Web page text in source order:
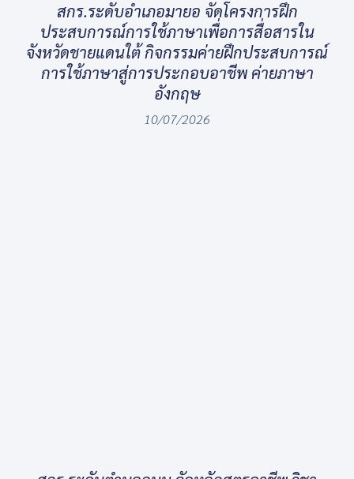
สกร.ระดับอำเภอมายอ จัดโครงการฝึก
ประสบการณ์การใช้ภาษาเพื่อการสื่อสารใน
จังหวัดชายแดนใต้ กิจกรรมค่ายฝึกประสบการณ์
การใช้ภาษาสู่การประกอบอาชีพ ค่ายภาษา
อังกฤษ
10/07/2026